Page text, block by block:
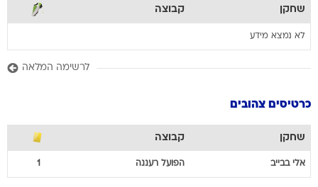
שחקן קבוצה
לא נמצא מידע
לרשימה המלאה
כרטיסים צהובים
שחקן קבוצה
אלי בבייב הפועל רעננה 1